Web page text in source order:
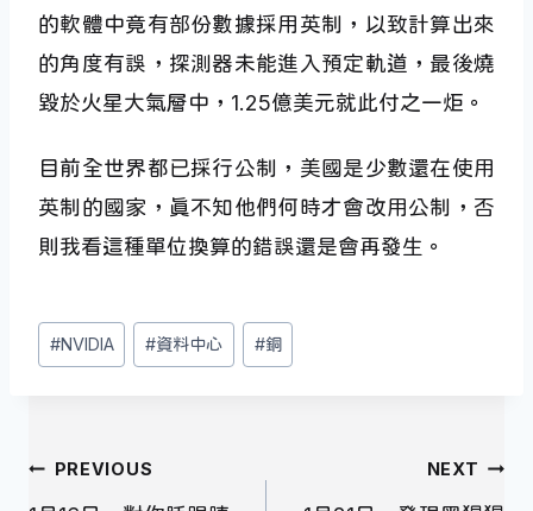
的軟體中竟有部份數據採用英制，以致計算出來
的角度有誤，探測器未能進入預定軌道，最後燒
毀於火星大氣層中，1.25億美元就此付之一炬。
目前全世界都已採行公制，美國是少數還在使用
英制的國家，真不知他們何時才會改用公制，否
則我看這種單位換算的錯誤還是會再發生。
Post
Tags:
#NVIDIA #資料中心 #銅
文PREVIOUS NEXT